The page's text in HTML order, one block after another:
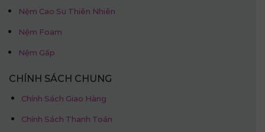
Nệm Cao Su Thiên Nhiên
Nệm Foam
Nệm Gấp
CHÍNH SÁCH CHUNG
Chính Sách Giao Hàng
Chính Sách Thanh Toán